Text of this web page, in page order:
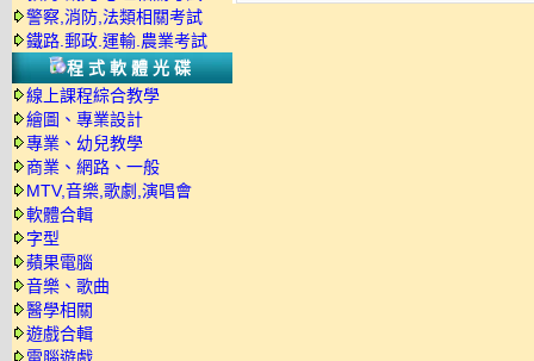
警察,消防,法類相關考試
鐵路.郵政.運輸.農業考試
程式軟體光碟
線上課程綜合教學
繪圖、專業設計
專業、幼兒教學
商業、網路、一般
MTV,音樂,歌劇,演唱會
軟體合輯
字型
蘋果電腦
音樂、歌曲
醫學相關
遊戲合輯